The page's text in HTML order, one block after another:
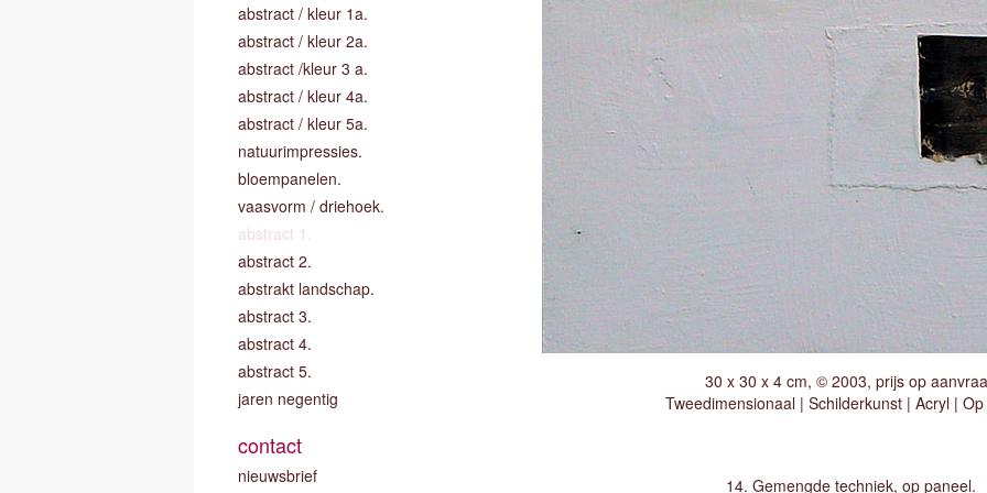
30 x 30 x 4 cm, © 2003, prijs op
Tweedimensionaal | Schilderkunst | Acryl |
14. Gemengde techniek, op paneel.
abstract / kleur 1a.
abstract / kleur 2a.
abstract /kleur 3 a.
abstract / kleur 4a.
abstract / kleur 5a.
natuurimpressies.
bloempanelen.
vaasvorm / driehoek.
abstract 1.
abstract 2.
abstrakt landschap.
abstract 3.
abstract 4.
abstract 5.
jaren negentig
contact
nieuwsbrief